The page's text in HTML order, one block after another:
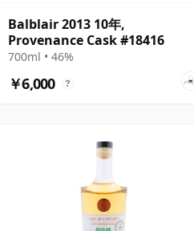
Balblair 2013 10年,
Provenance Cask #18416
700ml • 46%
￥6,000 ?